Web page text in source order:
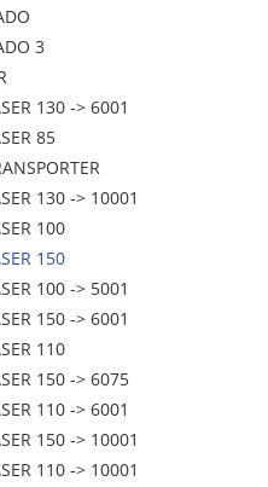
3
130 -> 6001
85
130 -> 10001
100
150
100 -> 5001
150 -> 6001
110
150 -> 6075
110 -> 6001
150 -> 10001
110 -> 10001